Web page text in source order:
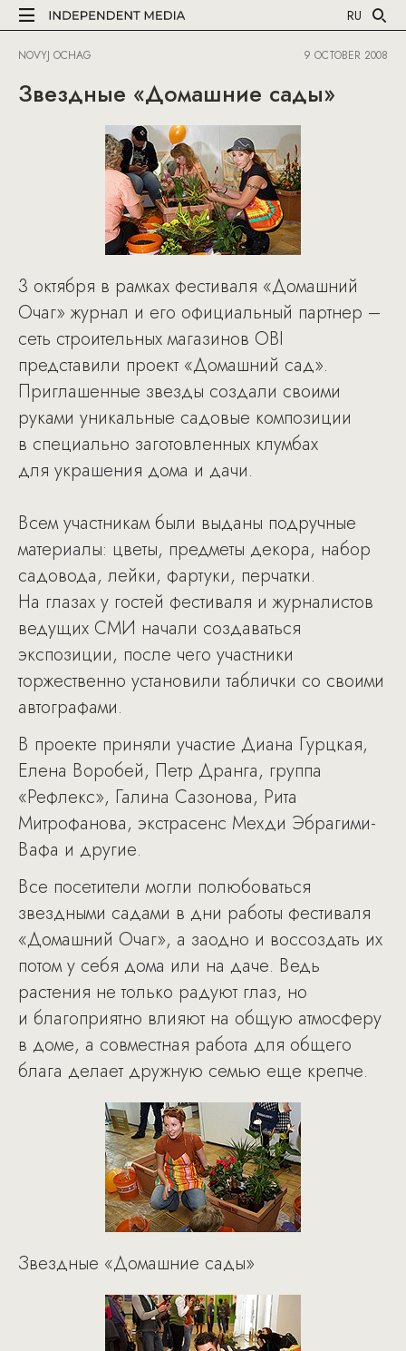
RU
NOVYJ OCHAG 9 OCTOBER 2008
Звездные «Домашние сады»
3 октября в рамках фестиваля «Домашний
Очаг» журнал и его официальный партнер –
сеть строительных магазинов OBI
представили проект «Домашний сад».
Приглашенные звезды создали своими
руками уникальные садовые композиции
в специально заготовленных клумбах
для украшения дома и дачи.
Всем участникам были выданы подручные
материалы: цветы, предметы декора, набор
садовода, лейки, фартуки, перчатки.
На глазах у гостей фестиваля и журналистов
ведущих СМИ начали создаваться
экспозиции, после чего участники
торжественно установили таблички со своими
автографами.
В проекте приняли участие Диана Гурцкая,
Елена Воробей, Петр Дранга, группа
«Рефлекс», Галина Сазонова, Рита
Митрофанова, экстрасенс Мехди Эбрагими-
Вафа и другие.
Все посетители могли полюбоваться
звездными садами в дни работы фестиваля
«Домашний Очаг», а заодно и воссоздать их
потом у себя дома или на даче. Ведь
растения не только радуют глаз, но
и благоприятно влияют на общую атмосферу
в доме, а совместная работа для общего
блага делает дружную семью еще крепче.
Звездные «Домашние сады»